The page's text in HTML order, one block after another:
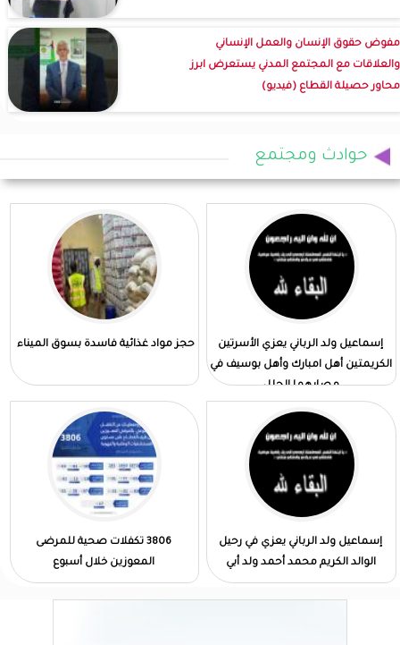
مفوض حقوق الإنسان والعمل الإنساني
والعلاقات مع المجتمع المدني يستعرض ابرز
محاور حصيلة القطاع (فيديو)
حوادث ومجتمع
إسماعيل ولد الرباني يعزي الأسرتين
الكريمتين أهل امبارك وأهل بوسيف في
مصابهما الجلل
حجز مواد غذائية فاسدة بسوق الميناء
إسماعيل ولد الرباني يعزي في رحيل
الوالد الكريم محمد أحمد ولد أبي
3806 تكفلات صحية للمرضى
المعوزين خلال أسبوع